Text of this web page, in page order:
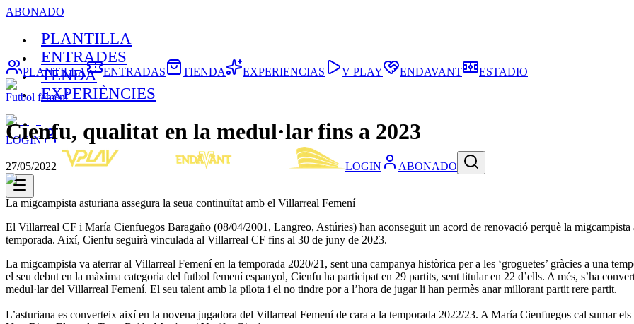
ABONADO
PLANTILLA
ENTRADES
TENDA
EXPERIÈNCIES
LOGIN
LOGIN ABONADO
PLANTILLA ENTRADAS TIENDA EXPERIENCIAS V PLAY ENDAVANT ESTADIO
Futbol femení
Cienfu, qualitat en la medul·lar fins a 2023
27/05/2022
La migcampista asturiana assegura la seua continuïtat amb el Villarreal Femení
El Villarreal CF i María Cienfuegos Baragaño (08/04/2001, Langreo, Astúries) han aconseguit un acord de renovació perquè la
temporada. Així, Cienfu seguirà vinculada al Villarreal CF fins al 30 de juny de 2023.
La migcampista va aterrar al Villarreal Femení en la temporada 2020/21, sent una campanya històrica per a les ‘groguetes’ gràcies a una
el seu debut en la màxima categoria del futbol femení espanyol, Cienfu ha participat en 29 partits, sent titular en 22 d’ells. A més, s’ha
medul·lar del Villarreal Femení. El seu talent amb la pilota i el no tindre por a l’hora de jugar li han permès anar millorant partit rere partit.
L’asturiana es converteix així en la novena jugadora del Villarreal Femení de cara a la temporada 2022/23. A María Cienfuegos cal sumar